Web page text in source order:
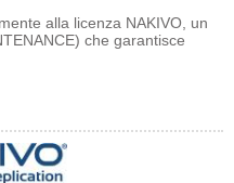
alla licenza NAKIVO, un
che garantisce